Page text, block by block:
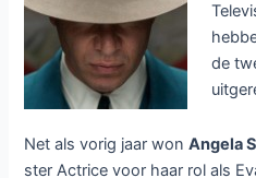
de
Net als vorig jaar wonAngela
ster Actrice voor haar rol als